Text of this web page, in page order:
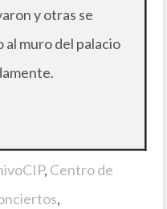
y otras se
muro del palacio
, Centro de
,